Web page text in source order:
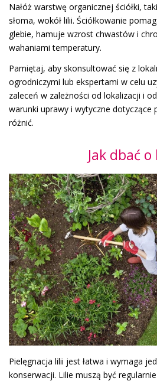
Nałóż warstwę organicznej ściółki,
słoma, wokół lilii. Ściółkowanie
glebie, hamuje wzrost chwastów i
wahaniami temperatury.
Pamiętaj, aby skonsultować się z
ogrodniczymi lub ekspertami w celu
zaleceń w zależności od lokalizacji i
warunki uprawy i wytyczne dotyczące
różnić.
Jak dbać o
Pielęgnacja lilii jest łatwa i wymaga
konserwacji. Lilie muszą być